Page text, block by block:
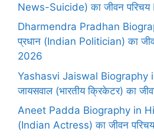
News-Suicide) का जीवन
Dharmendra Pradhan
प्रधान (Indian Politician) का
2026
Yashasvi Jaiswal Biography
जायसवाल (भारतीय क्रिकेटर) का
Aneet Padda Biography in
(Indian Actress) का जीवन